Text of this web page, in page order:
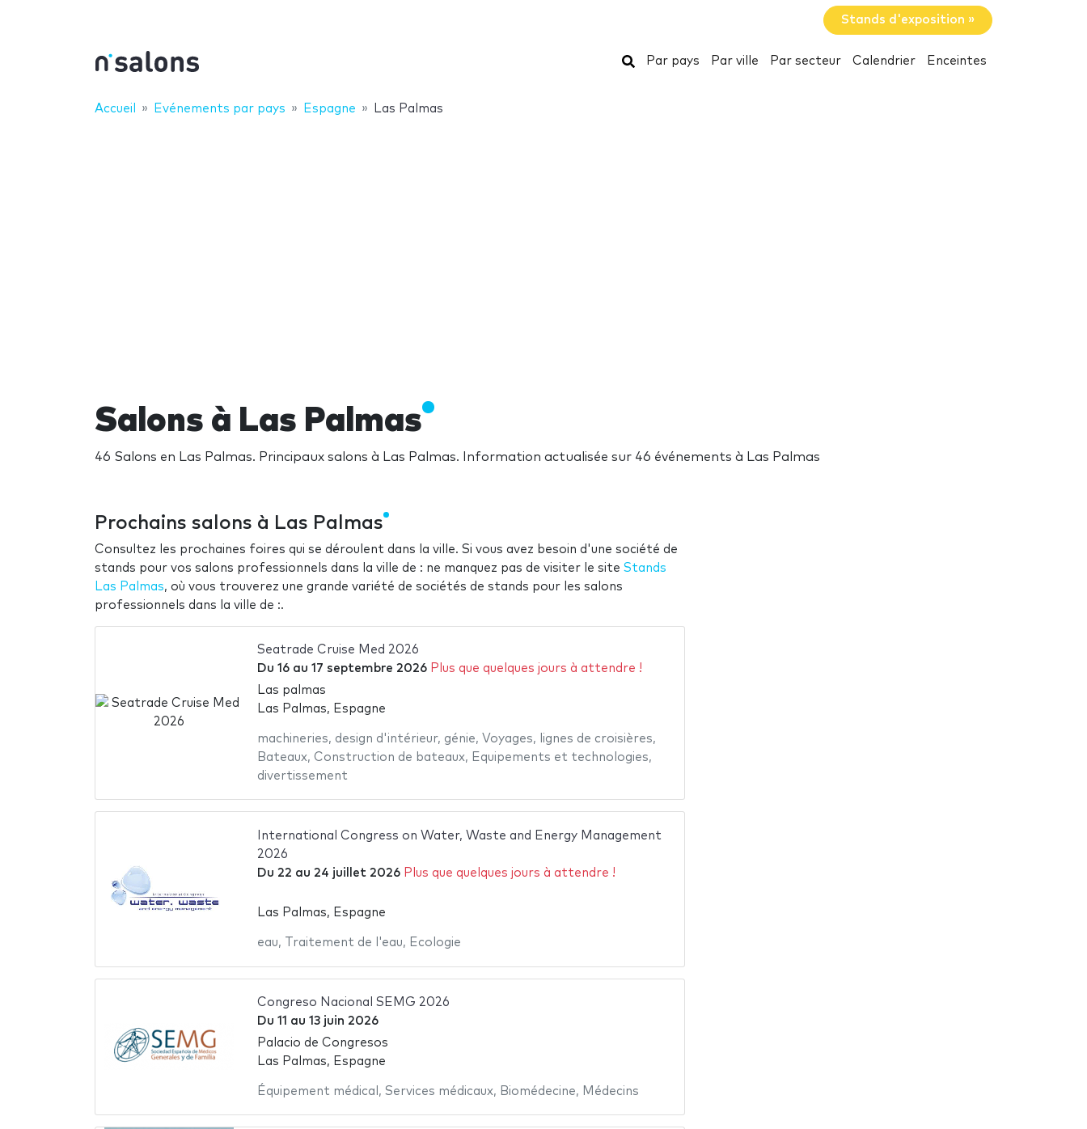
Stands d'exposition »
Rechercher
Par pays Par ville Par secteur Calendrier Enceintes
Accueil Evénements par pays Espagne Las Palmas
Salons à Las Palmas
46 Salons en Las Palmas. Principaux salons à Las Palmas. Information actualisée sur 46 événements à Las Palmas
Prochains salons à Las Palmas
Consultez les prochaines foires qui se déroulent dans la ville. Si vous avez besoin d'une société de
stands pour vos salons professionnels dans la ville de : ne manquez pas de visiter le site Stands
Las Palmas, où vous trouverez une grande variété de sociétés de stands pour les salons
professionnels dans la ville de :.
Seatrade Cruise Med 2026
Du 16au 17 septembre 2026 Plus que quelques jours à attendre !
Las palmas
Las Palmas, Espagne
machineries, design d'intérieur, génie, Voyages, lignes de croisières,
Bateaux, Construction de bateaux, Equipements et technologies,
divertissement
International Congress on Water, Waste and Energy Management
2026
Du 22 au 24 juillet 2026 Plus que quelques jours à attendre !
Las Palmas, Espagne
eau, Traitement de l'eau, Ecologie
Congreso Nacional SEMG 2026
Du 11 au 13 juin 2026
Palacio de Congresos
Las Palmas, Espagne
Équipement médical , Services médicaux, Biomédecine, Médecins